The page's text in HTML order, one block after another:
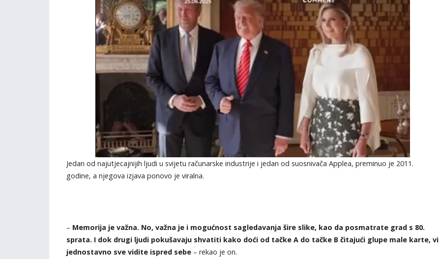
Jedan od najutjecajnijih ljudi u svijetu računarske industrije i jedan od suosnivača Applea, preminuo je 2011.
godine, a njegova izjava ponovo je viralna.
– Memorija je važna. No, važna je i mogućnost sagledavanja šire slike, kao da posmatrate grad s 80.
sprata. I dok drugi ljudi pokušavaju shvatiti kako doći od tačke A do tačke B čitajući glupe male karte, vi
jednostavno sve vidite ispred sebe– rekao je on.